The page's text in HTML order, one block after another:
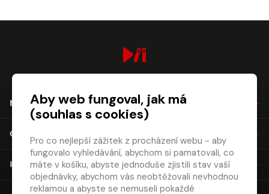
NÁKUP
O SPOLEČNOSTI
KONTAKT
Aby web fungoval, jak má
(souhlas s cookies)
Pro co nejlepší zážitek z procházení webu - aby
fungovalo vyhledávání, abychom si pamatovali, co
máte v košíku, abyste jednoduše zjistili stav vaší
objednávky, abychom vás neobtěžovali nevhodnou
reklamou a abyste se nemuseli pokaždé